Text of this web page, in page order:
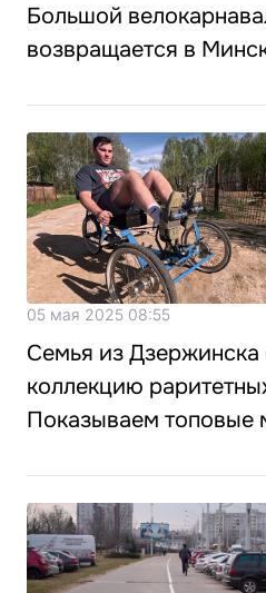
Большой
возвращается в
05 мая 2025 08:55
Семья из Дзержинска
коллекцию
Показываем топовые